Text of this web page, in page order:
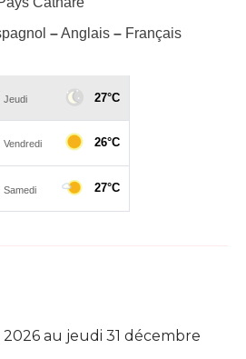
–Anglais – Français
2026 au jeudi 31 décembre